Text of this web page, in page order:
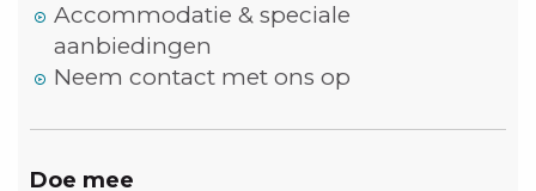
Accommodatie & speciale
aanbiedingen
Neem contact met ons op
Doe mee